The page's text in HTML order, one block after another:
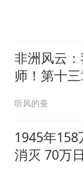
非洲风云
师！第十
听风的蚕
1945年
消灭 70万